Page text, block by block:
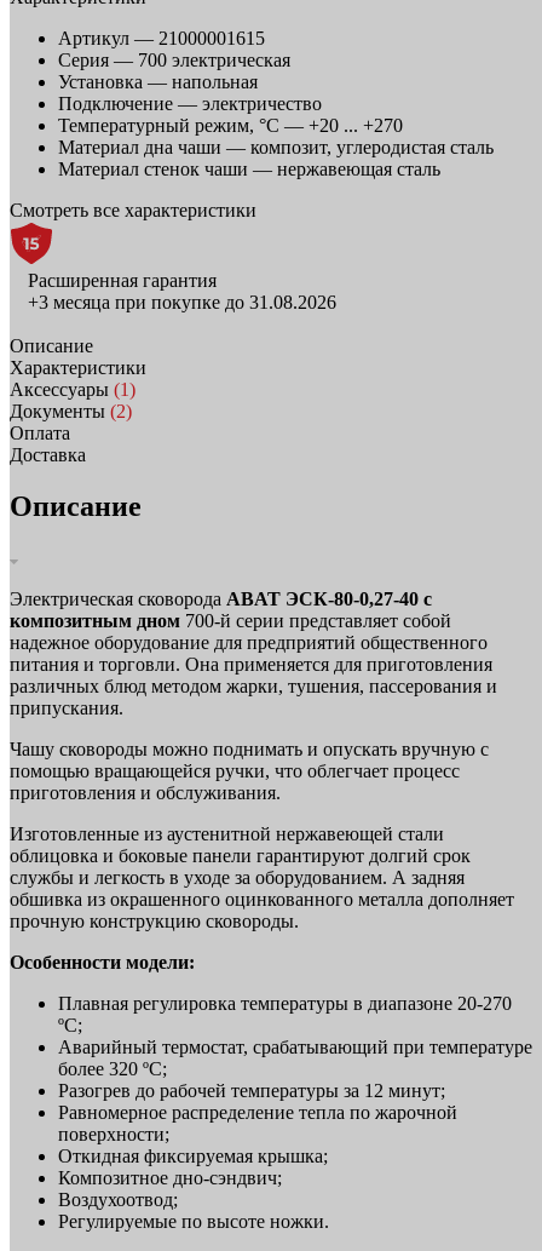
Артикул — 21000001615
Серия — 700 электрическая
Установка — напольная
Подключение — электричество
Температурный режим, °C — +20 ... +270
Материал дна чаши — композит, углеродистая сталь
Материал стенок чаши — нержавеющая сталь
Смотреть все характеристики
Расширенная гарантия
+3 месяца при покупке до 31.08.2026
Описание
Характеристики
Аксессуары (1)
Документы (2)
Оплата
Доставка
Описание
Электрическая сковорода ABAT ЭСК-80-0,27-40 с
композитным дном 700-й серии представляет собой
надежное оборудование для предприятий общественного
питания и торговли. Она применяется для приготовления
различных блюд методом жарки, тушения, пассерования и
припускания.
Чашу сковороды можно поднимать и опускать вручную с
помощью вращающейся ручки, что облегчает процесс
приготовления и обслуживания.
Изготовленные из аустенитной нержавеющей стали
облицовка и боковые панели гарантируют долгий срок
службы и легкость в уходе за оборудованием. А задняя
обшивка из окрашенного оцинкованного металла дополняет
прочную конструкцию сковороды.
Особенности модели:
Плавная регулировка температуры в диапазоне 20-270
ºС;
Аварийный термостат, срабатывающий при температуре
более 320 ºС;
Разогрев до рабочей температуры за 12 минут;
Равномерное распределение тепла по жарочной
поверхности;
Откидная фиксируемая крышка;
Композитное дно-сэндвич;
Воздухоотвод;
Регулируемые по высоте ножки.